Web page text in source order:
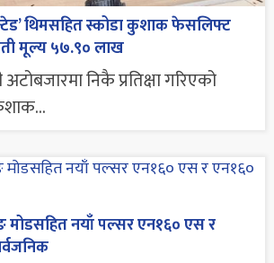
थिमसहित स्कोडा कुशाक फेसलिफ्ट
मूल्य ५७.९० लाख
निकै प्रतिक्षा गरिएको
मोडसहित नयाँ पल्सर एन१६० एस र